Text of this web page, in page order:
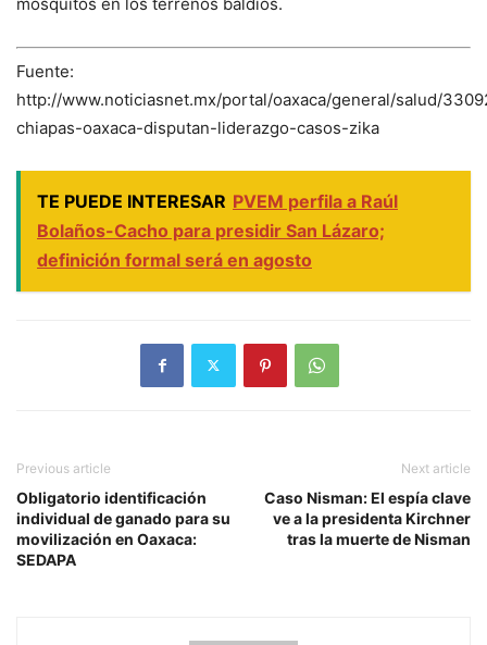
Fuente:
http://www.noticiasnet.mx/portal/oaxaca/general/salud/
chiapas-oaxaca-disputan-liderazgo-casos-zika
TE PUEDE INTERESAR PVEM perfila a Raúl
Bolaños-Cacho para presidir San Lázaro;
definición formal será en agosto
Previous article
Obligatorio identificación
individual de ganado para su
movilización en Oaxaca:
SEDAPA
Next article
Caso Nisman: El espía clave
ve a la presidenta Kirchner
tras la muerte de Nisman